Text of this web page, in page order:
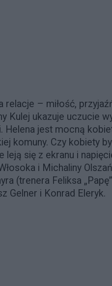
relacje – miłość,
Kulej ukazuje uczucie
Helena jest mocną
komuny. Czy kobiety
leją się z ekranu i
i Michaliny
(trenera Feliksa
Gelner i Konrad Eleryk.